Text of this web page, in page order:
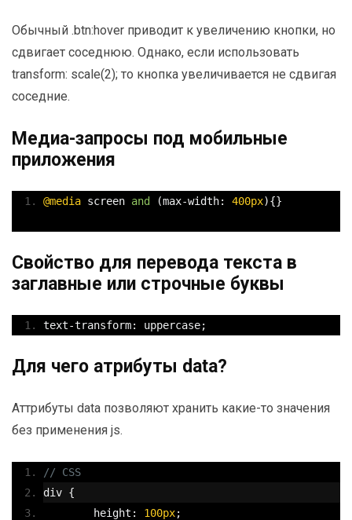
Обычный .btn:hover приводит к увеличению кнопки, но
сдвигает соседнюю. Однако, если использовать
transform: scale(2); то кнопка увеличивается не сдвигая
соседние.
Медиа-запросы под мобильные
приложения
@media screen and (max-width: 400px){}
Свойство для перевода текста в
заглавные или строчные буквы
text-transform: uppercase;
Для чего атрибуты data?
Аттрибуты data позволяют хранить какие-то значения
без применения js.
// CSS
div {
	height
: 100px;